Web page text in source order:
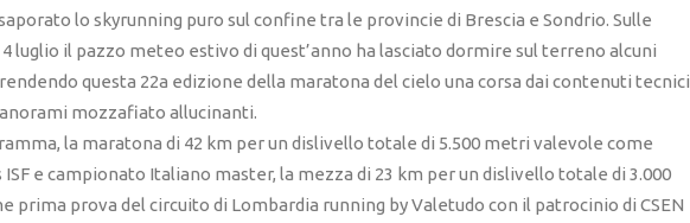
lo skyrunning puro sul confine tra le provincie di Brescia e Sondrio. Sulle
luglio il pazzo meteo estivo di quest’anno ha lasciato dormire sul terreno alcuni
questa 22a edizione della maratona del cielo una corsa dai contenuti tecnici
mozzafiato allucinanti.
la maratona di 42 km per un dislivello totale di 5.500 metri valevole come
ISF e campionato Italiano master, la mezza di 23 km per un dislivello totale di 3.000
prima prova del circuito di Lombardia running by Valetudo con il patrocinio di CSEN